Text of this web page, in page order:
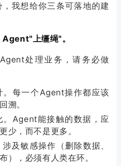
我想给你三条可落地的建
上缰绳"。
处理业务，请务必做
。每一个Agent操作都应该
溯。
。Agent能接触的数据，应
少，而不是更多。
及敏感操作（删除数据、
），必须有人类在环。